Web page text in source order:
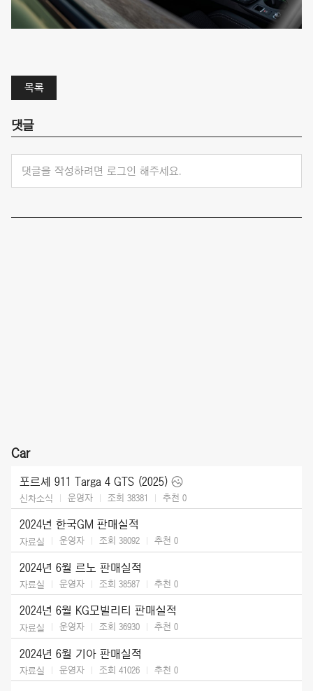
목록
댓글
댓글을 작성하려면 로그인 해주세요.
Car
포르셰 911 Targa 4 GTS (2025)
신차소식 운영자 조회 38381 추천 0
2024년 한국GM 판매실적
자료실 운영자 조회 38092 추천 0
2024년 6월 르노 판매실적
자료실 운영자 조회 38587 추천 0
2024년 6월 KG모빌리티 판매실적
자료실 운영자 조회 36930 추천 0
2024년 6월 기아 판매실적
자료실 운영자 조회 41026 추천 0